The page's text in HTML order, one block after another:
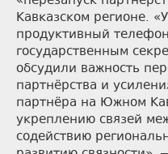
Кавказском регионе.
продуктивный
государственным
обсудили важность
партнёрства и
партнёра на Южном
укреплению связей
содействию